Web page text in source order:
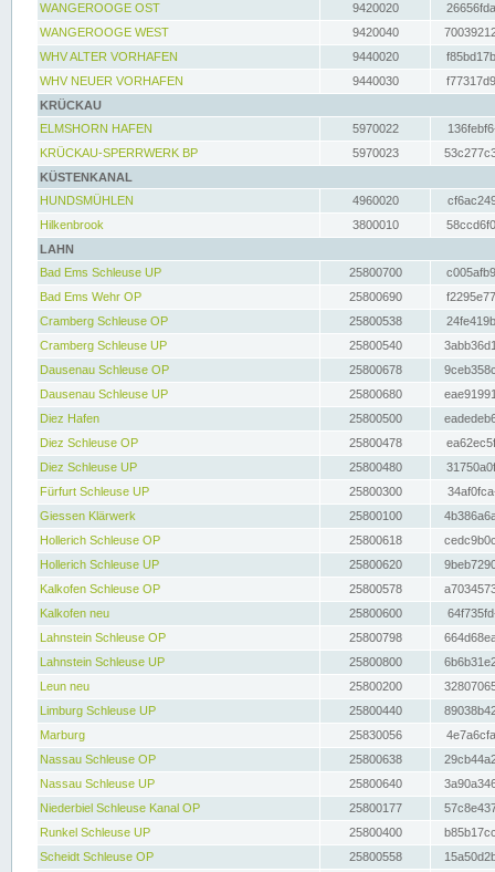
WANGEROOGE OST
9420020
WANGEROOGE WEST
9420040
WHV ALTER VORHAFEN
9440020
WHV NEUER VORHAFEN
9440030
KRÜCKAU
ELMSHORN HAFEN
5970022
KRÜCKAU-SPERRWERK BP
5970023
KÜSTENKANAL
HUNDSMÜHLEN
4960020
Hilkenbrook
3800010
LAHN
Bad Ems Schleuse UP
25800700
Bad Ems Wehr OP
25800690
Cramberg Schleuse OP
25800538
Cramberg Schleuse UP
25800540
Dausenau Schleuse OP
25800678
Dausenau Schleuse UP
25800680
Diez Hafen
25800500
Diez Schleuse OP
25800478
Diez Schleuse UP
25800480
Fürfurt Schleuse UP
25800300
Giessen Klärwerk
25800100
Hollerich Schleuse OP
25800618
Hollerich Schleuse UP
25800620
Kalkofen Schleuse OP
25800578
Kalkofen neu
25800600
Lahnstein Schleuse OP
25800798
Lahnstein Schleuse UP
25800800
Leun neu
25800200
Limburg Schleuse UP
25800440
Marburg
25830056
Nassau Schleuse OP
25800638
Nassau Schleuse UP
25800640
Niederbiel Schleuse Kanal OP
25800177
Runkel Schleuse UP
25800400
Scheidt Schleuse OP
25800558